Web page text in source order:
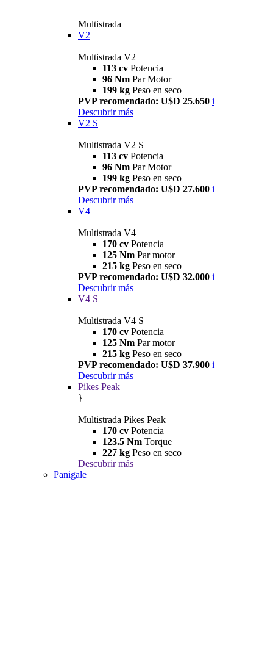
Multistrada
V2
Multistrada V2
113 cv Potencia
96 Nm Par Motor
199 kg Peso en seco
PVP recomendado: U$D 25.650 i
Descubrir más
V2 S
Multistrada V2 S
113 cv Potencia
96 Nm Par Motor
199 kg Peso en seco
PVP recomendado: U$D 27.600 i
Descubrir más
V4
Multistrada V4
170 cv Potencia
125 Nm Par motor
215 kg Peso en seco
PVP recomendado: U$D 32.000 i
Descubrir más
V4 S
Multistrada V4 S
170 cv Potencia
125 Nm Par motor
215 kg Peso en seco
PVP recomendado: U$D 37.900 i
Descubrir más
Pikes Peak
}
Multistrada Pikes Peak
170 cv Potencia
123.5 Nm Torque
227 kg Peso en seco
Descubrir más
Panigale